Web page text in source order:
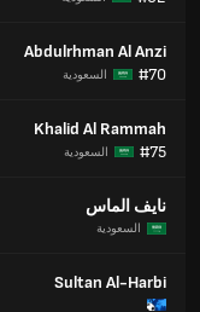
Abdulrhman Al Anzi
#70
السعودية
Khalid Al Rammah
#75
السعودية
نايف الماس
السعودية
Sultan Al-Harbi